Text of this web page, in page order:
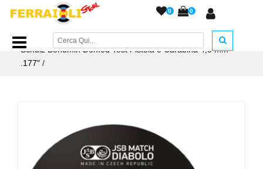
0 0
Home Page/PIOMBINI/Piombini JSB cal. 4,5/JSB Josef
Schulz Bohumin Domed Test Pistola e Carabina 4,5 mm
.177" /